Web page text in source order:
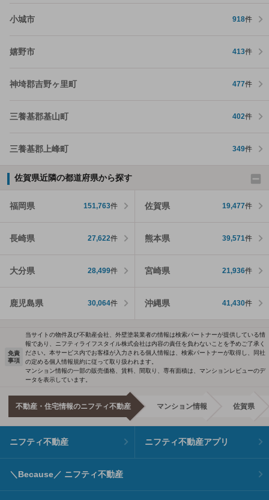
小城市 918件
嬉野市 413件
神埼郡吉野ヶ里町 477件
三養基郡基山町 402件
三養基郡上峰町 349件
佐賀県近隣の都道府県から探す
福岡県 151,763件 佐賀県 19,477件
長崎県 27,622件 熊本県 39,571件
大分県 28,499件 宮崎県 21,936件
鹿児島県 30,064件 沖縄県 41,430件
免責
事項
当サイトの物件及び不動産会社、外壁塗装業者の情報は検索パートナーが提供している情
報であり、ニフティライフスタイル株式会社は内容の責任を負わないことを予めご了承く
ださい。本サービス内でお客様が入力される個人情報は、検索パートナーが取得し、同社
の定める個人情報規約に従って取り扱われます。
マンション情報の一部の販売価格、賃料、間取り、専有面積は、マンションレビューのデ
ータを表示しています。
不動産・住宅情報のニフティ不動産 マンション情報 佐賀県
ニフティ不動産 ニフティ不動産アプリ
＼Because／ ニフティ不動産